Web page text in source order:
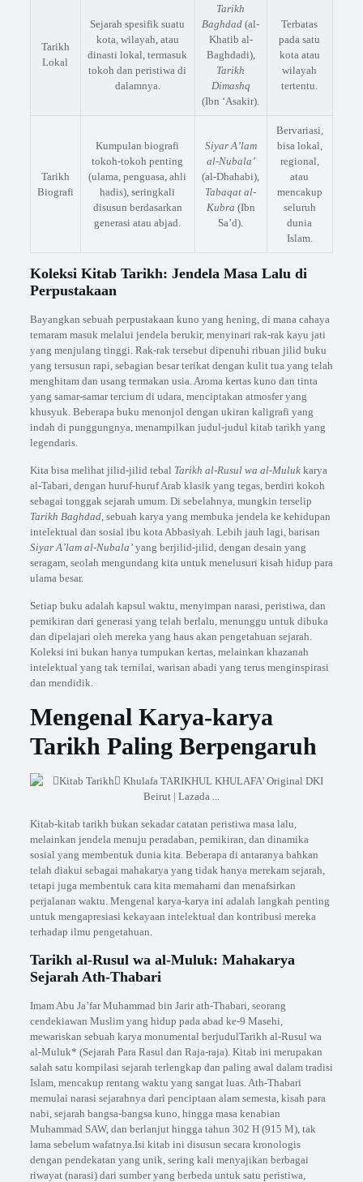
Tarikh
Lokal
Sejarah spesifik suatu
kota, wilayah, atau
dinasti lokal, termasuk
tokoh dan peristiwa di
dalamnya.
Tarikh
Baghdad (al-
Khatib al-
Baghdadi),
Tarikh
Dimashq
(Ibn ‘Asakir).
Terbatas
pada satu
kota atau
wilayah
tertentu.
Tarikh
Biografi
Kumpulan biografi
tokoh-tokoh penting
(ulama, penguasa, ahli
hadis), seringkali
disusun berdasarkan
generasi atau abjad.
Siyar A’lam
al-Nubala’
(al-Dhahabi),
Tabaqat al-
Kubra (Ibn
Sa’d).
Bervariasi,
bisa lokal,
regional,
atau
mencakup
seluruh
dunia
Islam.
Koleksi Kitab Tarikh: Jendela Masa Lalu di
Perpustakaan
Bayangkan sebuah perpustakaan kuno yang hening, di mana cahaya
temaram masuk melalui jendela berukir, menyinari rak-rak kayu jati
yang menjulang tinggi. Rak-rak tersebut dipenuhi ribuan jilid buku
yang tersusun rapi, sebagian besar terikat dengan kulit tua yang telah
menghitam dan usang termakan usia. Aroma kertas kuno dan tinta
yang samar-samar tercium di udara, menciptakan atmosfer yang
khusyuk. Beberapa buku menonjol dengan ukiran kaligrafi yang
indah di punggungnya, menampilkan judul-judul kitab tarikh yang
legendaris.
Kita bisa melihat jilid-jilid tebal Tarikh al-Rusul wa al-Mulukkarya
al-Tabari, dengan huruf-huruf Arab klasik yang tegas, berdiri kokoh
sebagai tonggak sejarah umum. Di sebelahnya, mungkin terselip
Tarikh Baghdad, sebuah karya yang membuka jendela ke kehidupan
intelektual dan sosial ibu kota Abbasiyah. Lebih jauh lagi, barisan
Siyar A’lam al-Nubala’yang berjilid-jilid, dengan desain yang
seragam, seolah mengundang kita untuk menelusuri kisah hidup para
ulama besar.
Setiap buku adalah kapsul waktu, menyimpan narasi, peristiwa, dan
pemikiran dari generasi yang telah berlalu, menunggu untuk dibuka
dan dipelajari oleh mereka yang haus akan pengetahuan sejarah.
Koleksi ini bukan hanya tumpukan kertas, melainkan khazanah
intelektual yang tak ternilai, warisan abadi yang terus menginspirasi
dan mendidik.
Mengenal Karya-karya
Tarikh Paling Berpengaruh
Kitab-kitab tarikh bukan sekadar catatan peristiwa masa lalu,
melainkan jendela menuju peradaban, pemikiran, dan dinamika
sosial yang membentuk dunia kita. Beberapa di antaranya bahkan
telah diakui sebagai mahakarya yang tidak hanya merekam sejarah,
tetapi juga membentuk cara kita memahami dan menafsirkan
perjalanan waktu. Mengenal karya-karya ini adalah langkah penting
untuk mengapresiasi kekayaan intelektual dan kontribusi mereka
terhadap ilmu pengetahuan.
Tarikh al-Rusul wa al-Muluk: Mahakarya
Sejarah Ath-Thabari
Imam Abu Ja’far Muhammad bin Jarir ath-Thabari, seorang
cendekiawan Muslim yang hidup pada abad ke-9 Masehi,
mewariskan sebuah karya monumental berjudulTarikh al-Rusul wa
al-Muluk* (Sejarah Para Rasul dan Raja-raja). Kitab ini merupakan
salah satu kompilasi sejarah terlengkap dan paling awal dalam tradisi
Islam, mencakup rentang waktu yang sangat luas. Ath-Thabari
memulai narasi sejarahnya dari penciptaan alam semesta, kisah para
nabi, sejarah bangsa-bangsa kuno, hingga masa kenabian
Muhammad SAW, dan berlanjut hingga tahun 302 H (915 M), tak
lama sebelum wafatnya.Isi kitab ini disusun secara kronologis
dengan pendekatan yang unik, sering kali menyajikan berbagai
riwayat (narasi) dari sumber yang berbeda untuk satu peristiwa,